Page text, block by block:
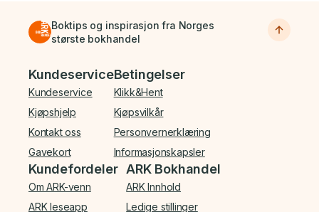
Boktips og inspirasjon fra Norges
største bokhandel
Bunnmeny
Kundeservice
Kundeservice
Kjøpshjelp
Kontakt oss
Gavekort
Betingelser
Klikk&Hent
Kjøpsvilkår
Personvernerklæring
Informasjonskapsler
Kundefordeler
Om ARK-venn
ARK leseapp
ARK Bokhandel
ARK Innhold
Ledige stillinger